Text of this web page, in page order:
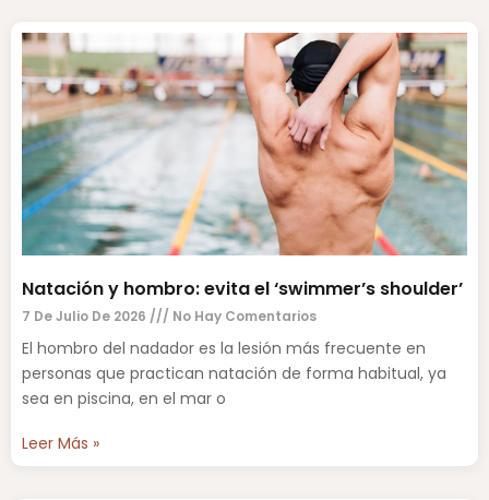
Natación y hombro: evita el ‘swimmer’s shoulder’
7 De Julio De 2026 No Hay Comentarios
El hombro del nadador es la lesión más frecuente en
personas que practican natación de forma habitual, ya
sea en piscina, en el mar o
Leer Más »